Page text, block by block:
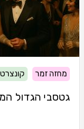
מחזה זמר קונצרט
גטסבי הגדול